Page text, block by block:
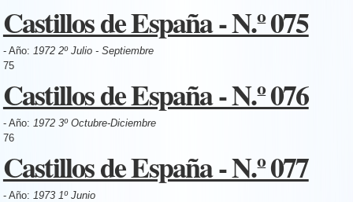
Castillos de España - N.º 075
- Año: 1972 2º Julio - Septiembre
75
Castillos de España - N.º 076
- Año: 1972 3º Octubre-Diciembre
76
Castillos de España - N.º 077
- Año: 1973 1º Junio